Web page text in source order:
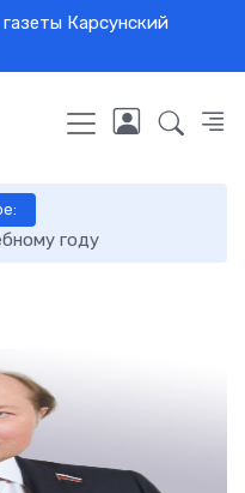
Карсунский
году